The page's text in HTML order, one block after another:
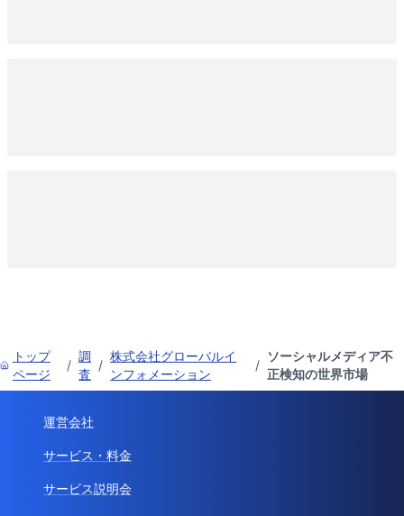
トップ
ページ
/
調
査
/
株式会社グローバルイ
ンフォメーション
/
ソーシャルメディア不
正検知の世界市場
運営会社
サービス・料金
サービス説明会